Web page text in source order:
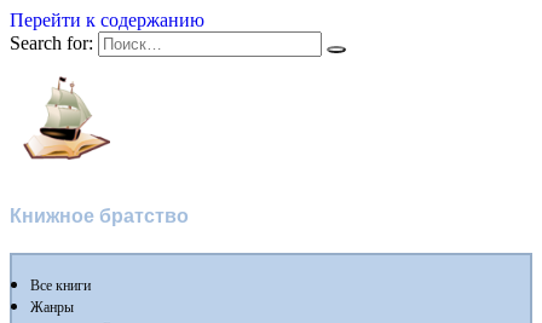
Перейти к содержанию
Search for:
Книжное братство
Все книги
Жанры